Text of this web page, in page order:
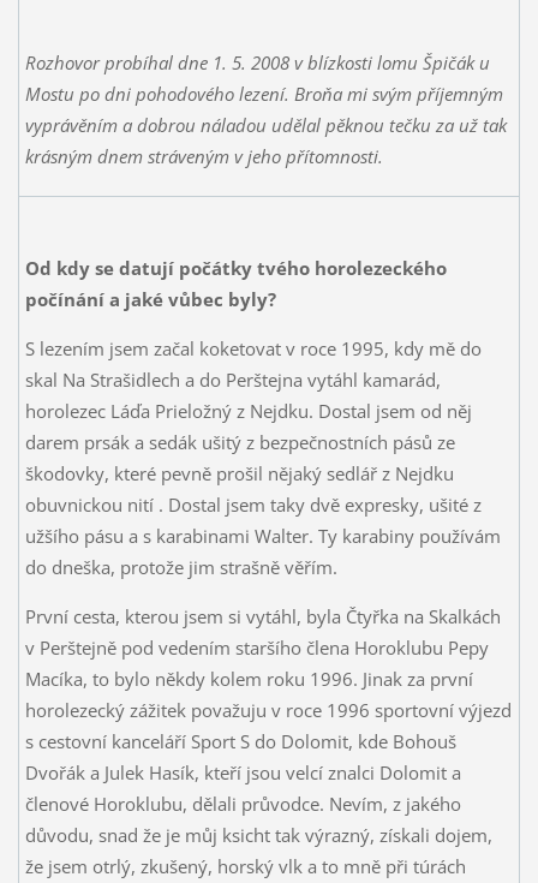
Rozhovor probíhal dne 1. 5. 2008 v blízkosti lomu Špičák u
Mostu po dni pohodového lezení. Broňa mi svým příjemným
vyprávěním a dobrou náladou udělal pěknou tečku za už tak
krásným dnem stráveným v jeho přítomnosti.
Od kdy se datují počátky tvého horolezeckého
počínání a jaké vůbec byly?
S lezením jsem začal koketovat v roce 1995, kdy mě do
skal Na Strašidlech a do Perštejna vytáhl kamarád,
horolezec Láďa Prieložný z Nejdku. Dostal jsem od něj
darem prsák a sedák ušitý z bezpečnostních pásů ze
škodovky, které pevně prošil nějaký sedlář z Nejdku
obuvnickou nití . Dostal jsem taky dvě expresky, ušité z
užšího pásu a s karabinami Walter. Ty karabiny používám
do dneška, protože jim strašně věřím.
První cesta, kterou jsem si vytáhl, byla Čtyřka na Skalkách
v Perštejně pod vedením staršího člena Horoklubu Pepy
Macíka, to bylo někdy kolem roku 1996. Jinak za první
horolezecký zážitek považuju v roce 1996 sportovní výjezd
s cestovní kanceláří Sport S do Dolomit, kde Bohouš
Dvořák a Julek Hasík, kteří jsou velcí znalci Dolomit a
členové Horoklubu, dělali průvodce. Nevím, z jakého
důvodu, snad že je můj ksicht tak výrazný, získali dojem,
že jsem otrlý, zkušený, horský vlk a to mně při túrách